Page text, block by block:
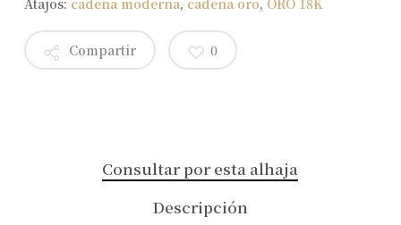
Compartir 0
Consultar por esta alhaja
Descripción